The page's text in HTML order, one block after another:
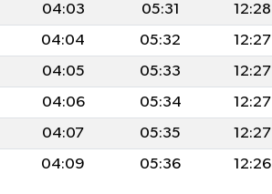
04:03 05:31 12:28
04:04 05:32 12:27
04:05 05:33 12:27
04:06 05:34 12:27
04:07 05:35 12:27
04:09 05:36 12:26